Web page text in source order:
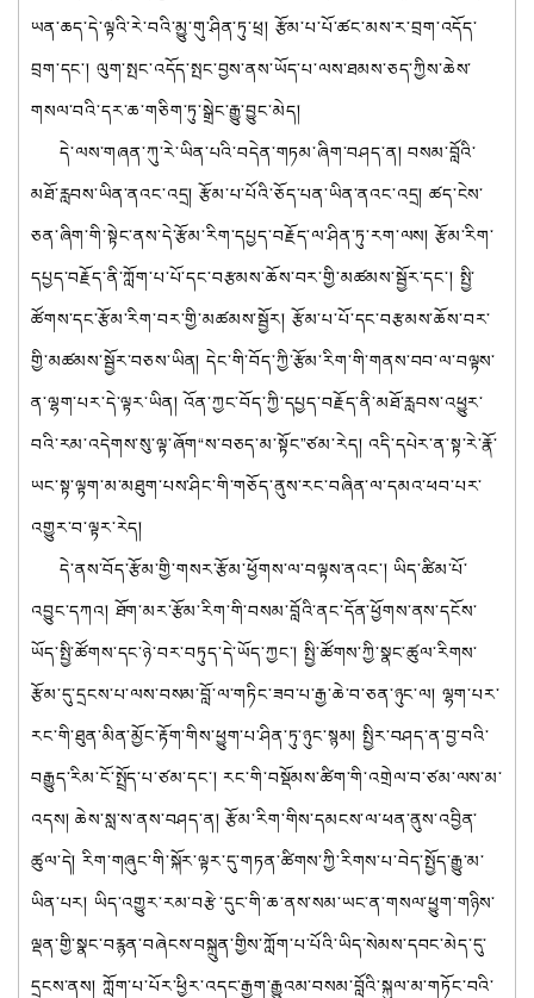
ཡན་ཆད་དེ་ལྟའི་རེ་བའི་མྱུ་གུ་ཤིན་ཏུ་ཕྲ། རྩོམ་པ་པོ་ཚང་མས་ར་བྲག་འདོད་
བྲག་དང་། ལུག་སྤང་འདོད་སྤང་བྱས་ནས་ཡོད་པ་ལས་ཐམས་ཅད་ཀྱིས་ཆེས་
གསལ་བའི་དར་ཆ་གཅིག་ཏུ་སྒྲེང་རྒྱུ་བྱུང་མེད།
དེ་ལས་གཞན་ཀུ་རེ་ཡིན་པའི་བདེན་གཏམ་ཞིག་བཤད་ན། བསམ་བློའི་
མཐོ་རླབས་ཡིན་ནའང་འདྲ། རྩོམ་པ་པོའི་ཅོད་པན་ཡིན་ནའང་འདྲ། ཚད་ངེས་
ཅན་ཞིག་གི་སྟེང་ནས་དེ་རྩོམ་རིག་དཔྱད་བརྗོད་ལ་ཤིན་ཏུ་རག་ལས། རྩོམ་རིག་
དཔྱད་བརྗོད་ནི་ཀློག་པ་པོ་དང་བརྩམས་ཆོས་བར་གྱི་མཚམས་སྦྱོར་དང་། སྤྱི་
ཚོགས་དང་རྩོམ་རིག་བར་གྱི་མཚམས་སྦྱོར། རྩོམ་པ་པོ་དང་བརྩམས་ཆོས་བར་
གྱི་མཚམས་སྦྱོར་བཅས་ཡིན། དེང་གི་བོད་ཀྱི་རྩོམ་རིག་གི་གནས་བབ་ལ་བལྟས་
ན་ལྷག་པར་དེ་ལྟར་ཡིན། འོན་ཀྱང་བོད་ཀྱི་དཔྱད་བརྗོད་ནི་མཐོ་རླབས་འཕྱུར་
བའི་རམ་འདེགས་སུ་ལྟ་ཞོག“ས་བཅད་མ་སྟོང”ཙམ་རེད། འདི་དཔེར་ན་སྟ་རེ་རྣོ་
ཡང་སྟ་ལྟག་མ་མཐུག་པས་ཤིང་གི་གཅོད་ནུས་རང་བཞིན་ལ་དམའ་ཕབ་པར་
འགྱུར་བ་ལྟར་རེད།
དེ་ནས་བོད་རྩོམ་གྱི་གསར་རྩོམ་ཕྱོགས་ལ་བལྟས་ནའང་། ཡིད་ཚིམ་པོ་
འབྱུང་དཀའ། ཐོག་མར་རྩོམ་རིག་གི་བསམ་བློའི་ནང་དོན་ཕྱོགས་ནས་དངོས་
ཡོད་སྤྱི་ཚོགས་དང་ཉེ་བར་བཏུད་དེ་ཡོད་ཀྱང་། སྤྱི་ཚོགས་ཀྱི་སྣང་ཚུལ་རིགས་
རྩོམ་དུ་དྲངས་པ་ལས་བསམ་བློ་ལ་གཏིང་ཟབ་པ་རྒྱ་ཆེ་བ་ཅན་ཉུང་ལ། ལྷག་པར་
རང་གི་ཐུན་མིན་མྱོང་རྟོག་གིས་ཕྱུག་པ་ཤིན་ཏུ་ཉུང་སྙམ། སྤྱིར་བཤད་ན་བྱ་བའི་
བརྒྱུད་རིམ་ངོ་སྤྲོད་པ་ཙམ་དང་། རང་གི་བསྡོམས་ཚིག་གི་འགྲེལ་བ་ཙམ་ལས་མ་
འདས། ཆེས་སླ་ས་ནས་བཤད་ན། རྩོམ་རིག་གིས་དམངས་ལ་ཕན་ནུས་འབྱིན་
ཚུལ་དེ། རིག་གཞུང་གི་སྐོར་ལྟར་དུ་གཏན་ཚིགས་ཀྱི་རིགས་པ་བེད་སྤྱོད་རྒྱུ་མ་
ཡིན་པར། ཡིད་འགྱུར་རམ་བརྩེ་དུང་གི་ཆ་ནས་སམ་ཡང་ན་གསལ་ཕྱུག་གཉིས་
ལྡན་གྱི་སྣང་བརྙན་བཞེངས་བསྐྲུན་གྱིས་ཀློག་པ་པོའི་ཡིད་སེམས་དབང་མེད་དུ་
དྲངས་ནས། ཀློག་པ་པོར་ཕྱིར་འདང་རྒྱག་རྒྱུའམ་བསམ་བློའི་སྐུལ་མ་གཏོང་བའི་